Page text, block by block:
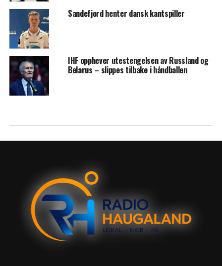
Sandefjord henter dansk kantspiller
IHF opphever utestengelsen av Russland og
Belarus – slippes tilbake i håndballen